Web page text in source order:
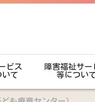
ビス
いて
障害福祉サー
等につい